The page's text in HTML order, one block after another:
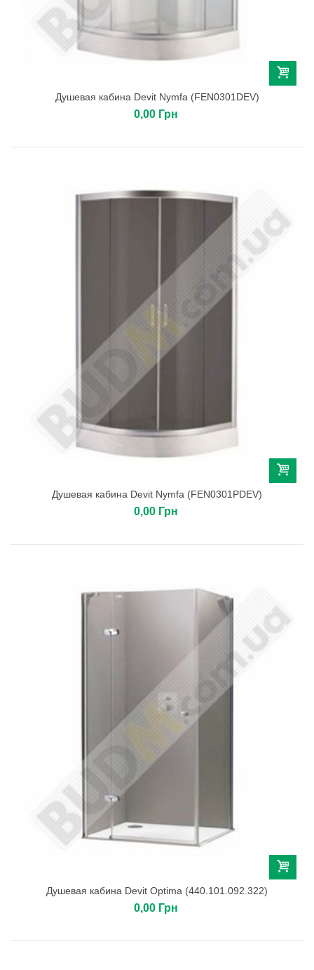
Душевая кабина Devit Nymfa (FEN0301DEV)
0,00 Грн
Душевая кабина Devit Nymfa (FEN0301PDEV)
0,00 Грн
Душевая кабина Devit Optima (440.101.092.322)
0,00 Грн